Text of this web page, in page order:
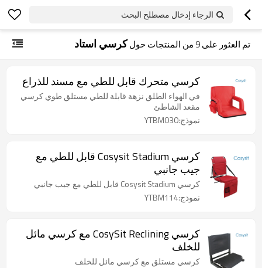
الرجاء إدخال مصطلح البحث
تم العثور على9من المنتجات حولكرسي استاد
كرسي متحرك قابل للطي مع مسند للذراع
في الهواء الطلق نزهة قابلة للطي مستلق طوي كرسي
مقعد الشاطئ
نموذج:YTBM030
كرسي Cosysit Stadium قابل للطي مع
جيب جانبي
كرسي Cosysit Stadium قابل للطي مع جيب جانبي
نموذج:YTBM114
كرسي CosySit Reclining مع كرسي مائل
للخلف
كرسي مستلق مع كرسي مائل للخلف